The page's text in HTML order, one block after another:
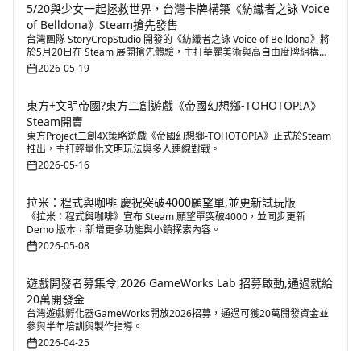
5/20與少女一起拯救世界，台灣卡牌構築《紡織者之詠 Voice
of Belldona》Steam搶先發售
台灣團隊 StoryCropStudio 開發的《紡織者之詠 Voice of Belldona》將
於5月20日在 Steam 展開搶先體驗，主打華麗美術與高自由度牌組構築
玩法。
2026-05-19
東方+文明帝國?東方二創遊戲《帝國幻想鄉-TOHOTOPIA》
Steam開賣
東方Project二創4X策略遊戲《帝國幻想鄉-TOHOTOPIA》正式於Steam
推出，主打輕量化文明玩法與多人連線對戰。
2026-05-16
拉米：程式與咖啡 慶祝突破4000願望單,並更新試玩版
《拉米：程式與咖啡》宣布 Steam 願望單突破4000，並同步更新
Demo 版本，新增更多功能與小鎮探索內容。
2026-05-08
遊戲開發者募集令,2026 GameWorks Lab 招募啟動,通過就給
20萬開發金
台灣遊戲孵化器GameWorks開放2026招募，通過可獲20萬開發資金並
參與半年培訓與製作指導。
2026-04-25